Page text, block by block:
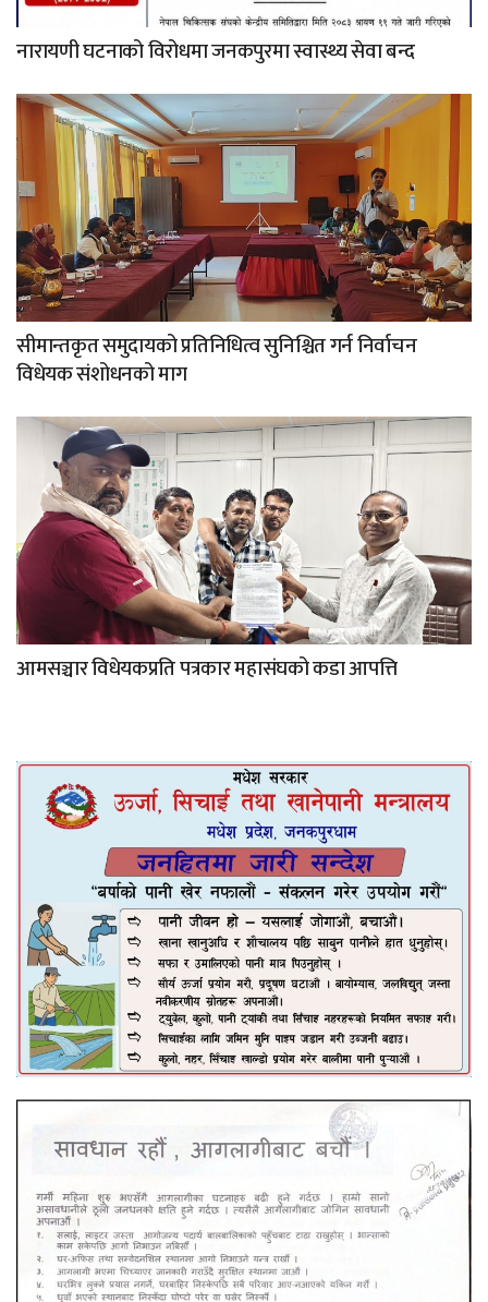
नारायणी घटनाको विरोधमा जनकपुरमा स्वास्थ्य सेवा बन्द
सीमान्तकृत समुदायको प्रतिनिधित्व सुनिश्चित गर्न निर्वाचन
विधेयक संशोधनको माग
आमसञ्चार विधेयकप्रति पत्रकार महासंघको कडा आपत्ति